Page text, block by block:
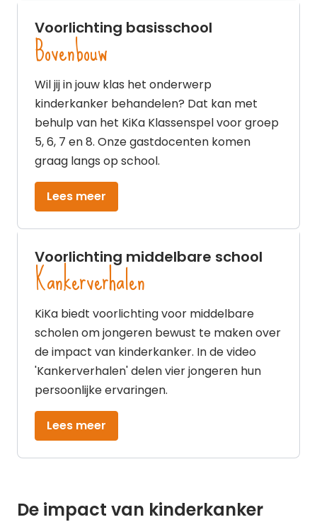
Voorlichting basisschool
Bovenbouw
Wil jij in jouw klas het onderwerp
kinderkanker behandelen? Dat kan met
behulp van het KiKa Klassenspel voor groep
5, 6, 7 en 8. Onze gastdocenten komen
graag langs op school.
Lees meer
Voorlichting middelbare school
Kankerverhalen
KiKa biedt voorlichting voor middelbare
scholen om jongeren bewust te maken over
de impact van kinderkanker. In de video
'Kankerverhalen' delen vier jongeren hun
persoonlijke ervaringen.
Lees meer
De impact van kinderkanker